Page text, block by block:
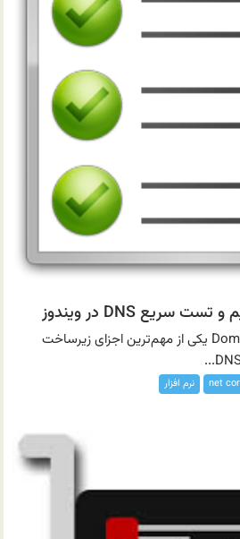
DNS یا Domain Name System یکی از مهم‌ترین اجزای زیرساخت
نرم افزار